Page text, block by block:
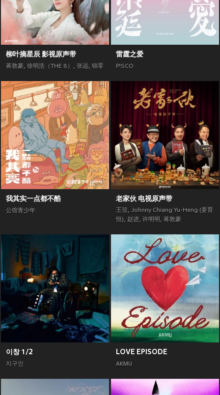
柳叶摘星辰 影视原声带
蒋敦豪, 徐明浩（THE 8） , 张远, 锦零
雷霆之爱
P!SCO
我其实一点都不酷
公馆青少年
老家伙 电视原声带
王弦, Johnny Chiang Yu-Heng (姜育
恒), 赵进, 许明明 , 蒋敦豪
이창 1/2
지구인
LOVE EPISODE
AKMU